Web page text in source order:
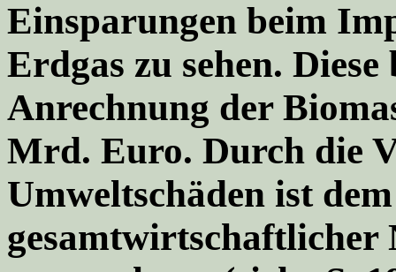
Einsparungen beim
Erdgas zu sehen.
Anrechnung der
Mrd. Euro. Durch die
Umweltschäden ist